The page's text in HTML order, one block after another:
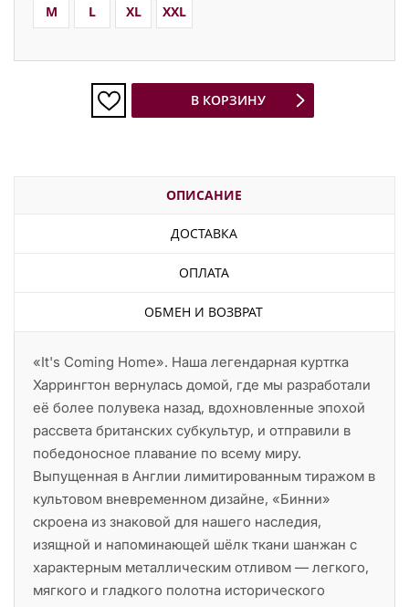
M L XL XXL
В КОРЗИНУ
ОПИСАНИЕ
ДОСТАВКА
ОПЛАТА
ОБМЕН И ВОЗВРАТ
«It's Coming Home». Наша легендарная куртrка
Харрингтон вернулась домой, где мы разработали
её более полувека назад, вдохновленные эпохой
рассвета британских субкультур, и отправили в
победоносное плавание по всему миру.
Выпущенная в Англии лимитированным тиражом в
культовом вневременном дизайне, «Бинни»
скроена из знаковой для нашего наследия,
изящной и напоминающей шёлк ткани шанжан с
характерным металлическим отливом — легкого,
мягкого и гладкого полотна исторического